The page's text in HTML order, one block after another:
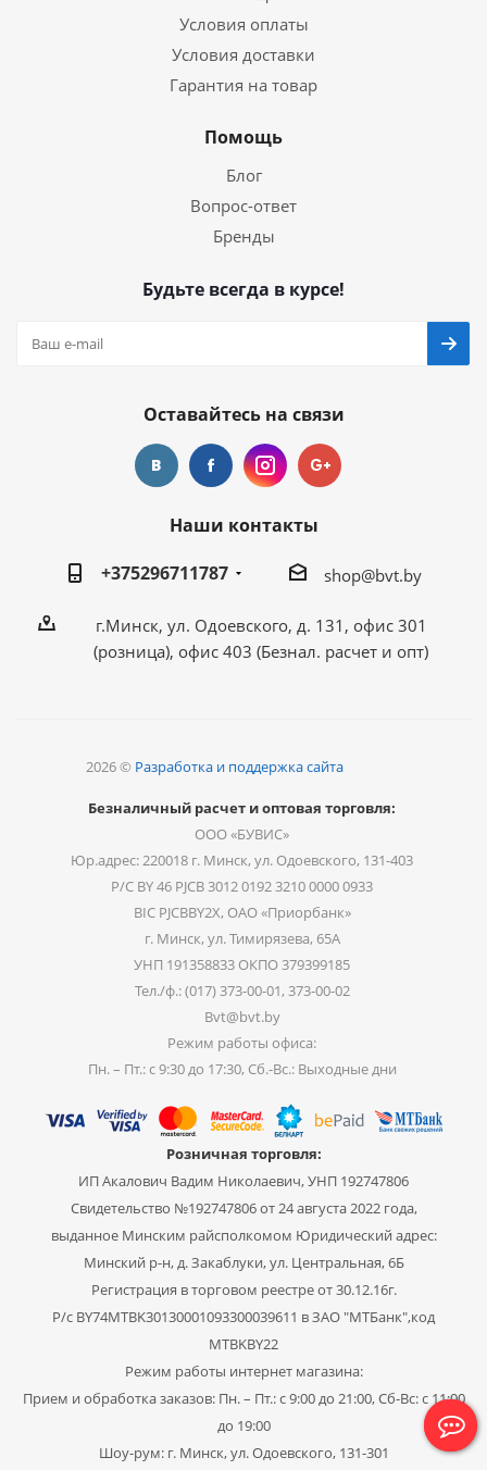
Условия оплаты
Условия доставки
Гарантия на товар
Помощь
Блог
Вопрос-ответ
Бренды
Будьте всегда в курсе!
Оставайтесь на связи
Наши контакты
+375296711787
shop@bvt.by
г.Минск, ул. Одоевского, д. 131, офис 301
(розница), офис 403 (Безнал. расчет и опт)
2026 © Разработка и поддержка сайта
Безналичный расчет и оптовая торговля:
ООО «БУВИС»
Юр.адрес: 220018 г. Минск, ул. Одоевского, 131-403
Р/С BY 46 PJCB 3012 0192 3210 0000 0933
BIC PJCBBY2X, ОАО «Приорбанк»
г. Минск, ул. Тимирязева, 65А
УНП 191358833 ОКПО 379399185
Тел./ф.: (017) 373-00-01, 373-00-02
Bvt@bvt.by
Режим работы офиса:
Пн. – Пт.: с 9:30 до 17:30, Сб.-Вс.: Выходные дни
Розничная торговля:
ИП Акалович Вадим Николаевич, УНП 192747806
Свидетельство №192747806 от 24 августа 2022 года,
выданное Минским райсполкомом Юридический адрес:
Минский р-н, д. Закаблуки, ул. Центральная, 6Б
Регистрация в торговом реестре от 30.12.16г.
Р/с BY74MTBK30130001093300039611 в ЗАО "МТБанк",код
MTBKBY22
Режим работы интернет магазина:
Прием и обработка заказов: Пн. – Пт.: с 9:00 до 21:00, Сб-Вс: с 11:00
до 19:00
Шоу-рум: г. Минск, ул. Одоевского, 131-301